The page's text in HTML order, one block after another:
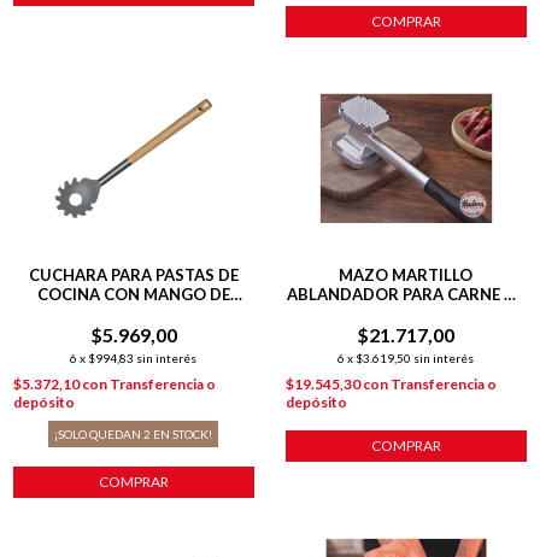
COMPRAR
CUCHARA PARA PASTAS DE
COCINA CON MANGO DE
$5.969,00
6 x $994,83 sin interés
$5.372,10con Transferencia o
depósito
¡SOLO QUEDAN2 EN STOCK!
COMPRAR
MAZO MARTILLO
ABLANDADOR PARA CARNE DE
$21.717,00
6 x $3.619,50 sin interés
$19.545,30con Transferencia o
depósito
COMPRAR